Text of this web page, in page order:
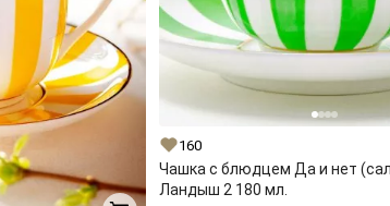
160
Чашка с блюдцем Да и нет
Ландыш 2 180 мл.